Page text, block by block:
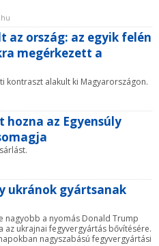
az ország: az egyik felén
megérkezett a
kontraszt alakult ki Magyarországon.
az Egyensúly
ukránok gyártsanak
nagyobb a nyomás Donald Trump
ukrajnai fegyvergyártás bővítésére.
nagyszabású fegyvergyártási